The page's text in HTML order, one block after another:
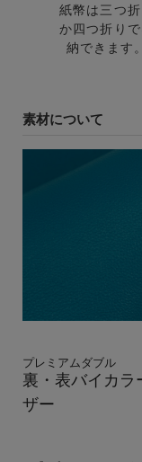
紙幣は三つ折
か四つ折りで
納できます。
素材について
プレミアムダブル
裏・表バイカラ
ザー